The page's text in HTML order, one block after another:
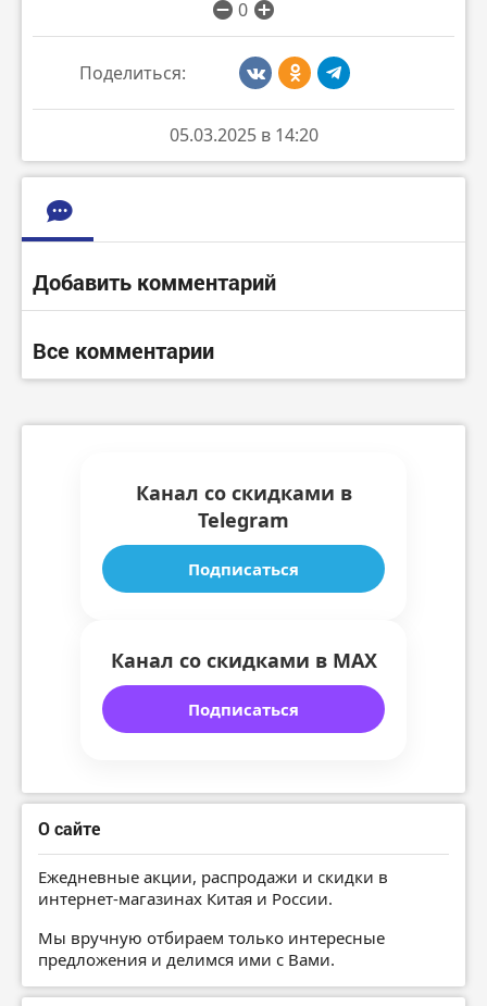
0
Поделиться:
05.03.2025 в 14:20
Добавить комментарий
Все комментарии
Канал со скидками в
Telegram
Подписаться
Канал со скидками в MAX
Подписаться
О сайте
Ежедневные акции, распродажи и скидки в
интернет-магазинах Китая и России.
Мы вручную отбираем только интересные
предложения и делимся ими с Вами.